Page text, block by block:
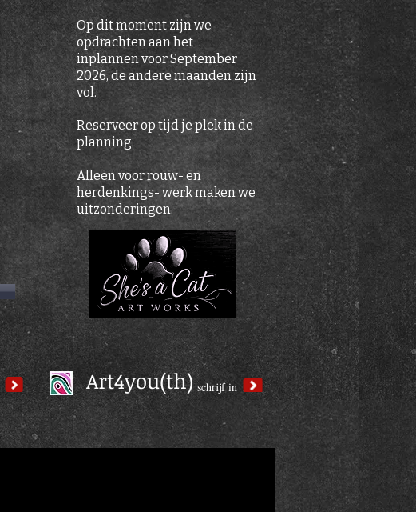
Op dit moment zijn we
opdrachten aan het
inplannen voor September
2026, de andere maanden zijn
vol.
Reserveer op tijd je plek in de
planning
Alleen voor rouw- en
herdenkings- werk maken we
uitzonderingen.
Art4you(th) schrijf in